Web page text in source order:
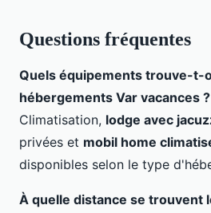
Questions fréquentes
Quels équipements trouve-t-
hébergements Var vacances ?
Climatisation, lodge avec
privées et mobil home
disponibles selon le type
À quelle distance se trouvent